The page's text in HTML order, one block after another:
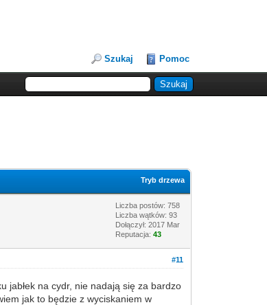
Szukaj Pomoc
Tryb drzewa
Liczba postów: 758
Liczba wątków: 93
Dołączył: 2017 Mar
Reputacja:43
#11
jabłek na cydr, nie nadają się za bardzo
jak to będzie z wyciskaniem w